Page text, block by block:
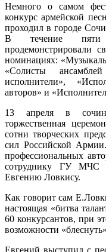
Немного о самом
конкурс армейской
проходил в городе
В течение пяти
продемонстрировали
номинациях:
«Солисты
исполнители»,
авторов» и
13 апреля в
торжественная
сотни творческих
сил Российской
профессиональных
сотруднику ГУ МЧС
Евгению Ловкису.
Как говорит сам
настоящая «битва
60 конкурсантов, при
возможности
Евгений выступил с